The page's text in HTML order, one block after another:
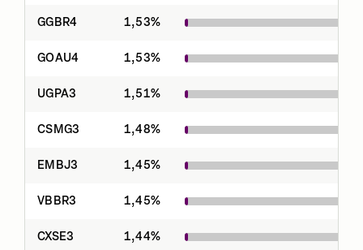
GGBR4 1,53%
GOAU4 1,53%
UGPA3 1,51%
CSMG3 1,48%
EMBJ3 1,45%
VBBR3 1,45%
CXSE3 1,44%